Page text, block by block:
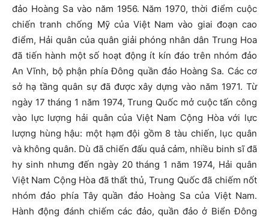
đảo Hoàng Sa vào năm 1956. Năm 1970, thời điểm cuộc
chiến tranh chống Mỹ của Việt Nam vào giai đoạn cao
điểm, Hải quân của quân giải phóng nhân dân Trung Hoa
đã tiến hành một số hoạt động ít kín đáo trên nhóm đảo
An Vĩnh, bộ phận phía Đông quần đảo Hoàng Sa. Các cơ
sở hạ tầng quân sự đã được xây dựng vào năm 1971. Từ
ngày 17 tháng 1 năm 1974, Trung Quốc mở cuộc tấn công
vào lực lượng hải quân của Việt Nam Cộng Hòa với lực
lượng hùng hậu: một hạm đội gồm 8 tàu chiến, lục quân
và không quân. Dù đã chiến đấu quả cảm, nhiều binh sĩ đã
hy sinh nhưng đến ngày 20 tháng 1 năm 1974, Hải quân
Việt Nam Cộng Hòa đã thất thủ, Trung Quốc đã chiếm nốt
nhóm đảo phía Tây quần đảo Hoàng Sa của Việt Nam.
Hành động đánh chiếm các đảo, quần đảo ở Biển Đông